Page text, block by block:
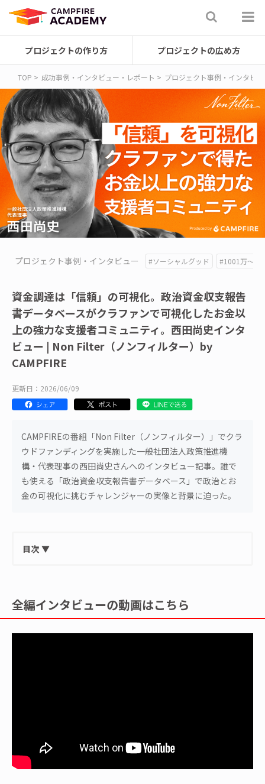
プロジェクトの作り方 プロジェクトの広め方
TOP 成功事例・インタビュー・レポート プロジェクト事例・インタビ
プロジェクト事例・インタビュー #ソーシャルグッド #1001万〜1
資金調達は「信頼」の可視化。政治資金収支報告
書データベースがクラファンで可視化したお金以
上の強力な支援者コミュニティ。西田尚史インタ
ビュー | Non Filter（ノンフィルター）by
CAMPFIRE
更新日：2026/06/09
CAMPFIREの番組「Non Filter（ノンフィルター）」でクラ
ウドファンディングを実施した一般社団法人政策推進機
構・代表理事の西田尚史さんへのインタビュー記事。誰で
も使える「政治資金収支報告書データベース」で政治とお
金の可視化に挑むチャレンジャーの実像と背景に迫った。
目次 ▼
全編インタビューの動画はこちら